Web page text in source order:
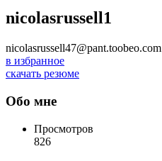
nicolasrussell1
nicolasrussell47@pant.toobeo.com
в избранное
скачать резюме
Обо мне
Просмотров
826